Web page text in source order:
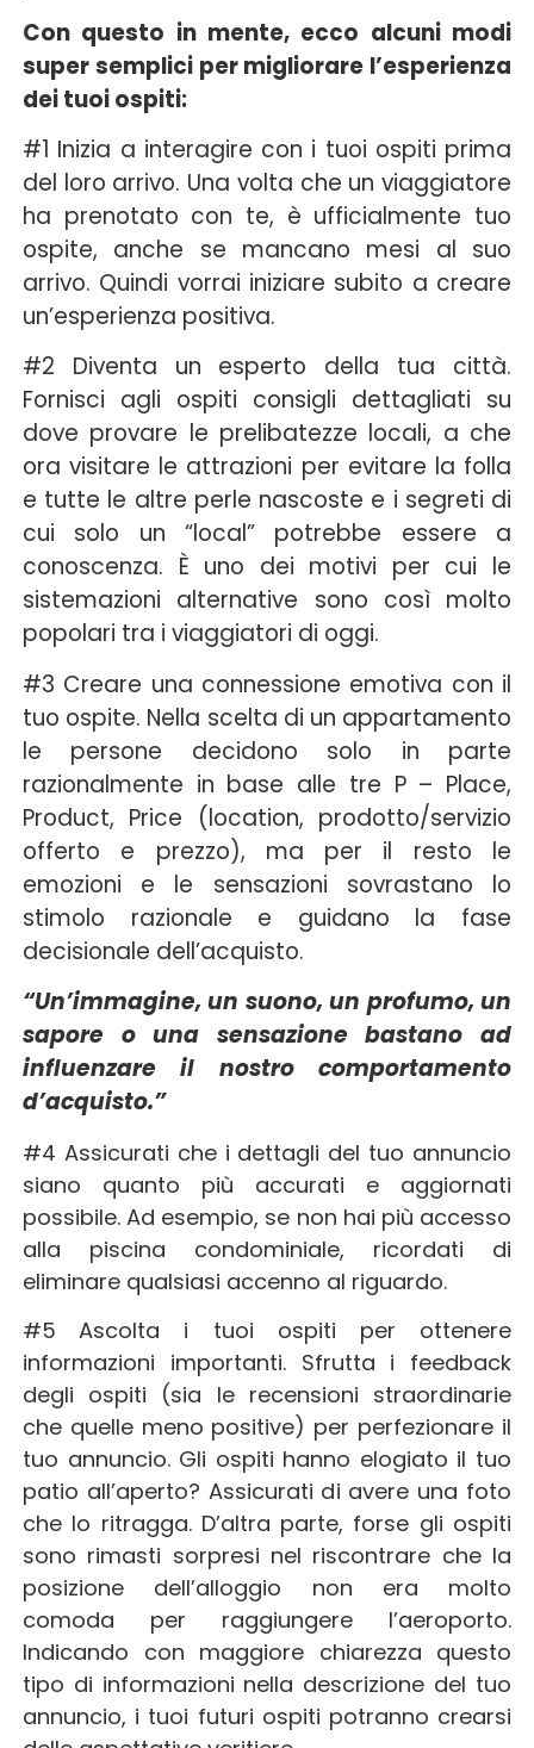
Con questo in mente, ecco alcuni modi
super semplici per migliorare l’esperienza
dei tuoi ospiti:
#1 Inizia a interagire con i tuoi ospiti prima
del loro arrivo. Una volta che un viaggiatore
ha prenotato con te, è ufficialmente tuo
ospite, anche se mancano mesi al suo
arrivo. Quindi vorrai iniziare subito a creare
un’esperienza positiva.
#2 Diventa un esperto della tua città.
Fornisci agli ospiti consigli dettagliati su
dove provare le prelibatezze locali, a che
ora visitare le attrazioni per evitare la folla
e tutte le altre perle nascoste e i segreti di
cui solo un “local” potrebbe essere a
conoscenza. È uno dei motivi per cui le
sistemazioni alternative sono così molto
popolari tra i viaggiatori di oggi.
#3 Creare una connessione emotiva con il
tuo ospite. Nella scelta di un appartamento
le persone decidono solo in parte
razionalmente in base alle tre P – Place,
Product, Price (location, prodotto/servizio
offerto e prezzo), ma per il resto le
emozioni e le sensazioni sovrastano lo
stimolo razionale e guidano la fase
decisionale dell’acquisto.
“Un’immagine, un suono, un profumo, un
sapore o una sensazione bastano ad
influenzare il nostro comportamento
d’acquisto.”
#4 Assicurati che i dettagli del tuo annuncio
siano quanto più accurati e aggiornati
possibile. Ad esempio, se non hai più accesso
alla piscina condominiale, ricordati di
eliminare qualsiasi accenno al riguardo.
#5
Ascolta i tuoi ospiti per ottenere
informazioni importanti. Sfrutta i feedback
degli ospiti (sia le recensioni straordinarie
che quelle meno positive) per perfezionare il
tuo annuncio. Gli ospiti hanno elogiato il tuo
patio all’aperto? Assicurati di avere una foto
che lo ritragga. D’altra parte, forse gli ospiti
sono rimasti sorpresi nel riscontrare che la
posizione dell’alloggio non era molto
comoda per raggiungere l’aeroporto.
Indicando con maggiore chiarezza questo
tipo di informazioni nella descrizione del tuo
annuncio, i tuoi futuri ospiti potranno crearsi